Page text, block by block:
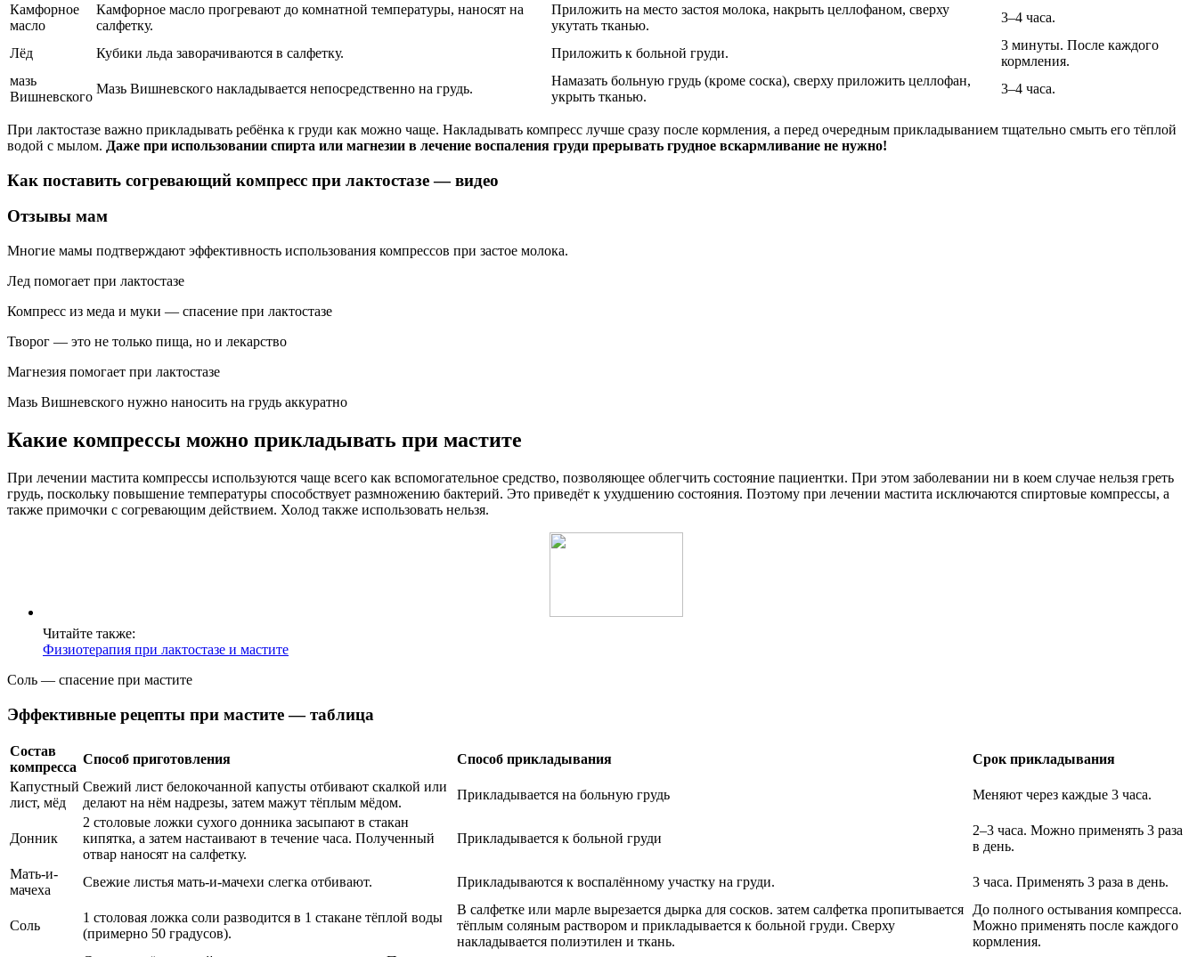
Камфорное
масло
Камфорное масло прогревают до комнатной температуры, наносят на
салфетку.
Приложить на место застоя молока, накрыть целлофаном, сверху
укутать тканью.
3–4 часа.
Лёд Кубики льда заворачиваются в салфетку. Приложить к больной груди.
3 минуты. После каждого
кормления.
мазь
Вишневского
Мазь Вишневского накладывается непосредственно на грудь.
Намазать больную грудь (кроме соска), сверху приложить целлофан,
укрыть тканью.
3–4 часа.
При лактостазе важно прикладывать ребёнка к груди как можно чаще. Накладывать компресс лучше сразу после кормления, а перед очередным прикладыванием тщательно смыть его тёплой
водой с мылом. Даже при использовании спирта или магнезии в лечение воспаления груди прерывать грудное вскармливание не нужно!
Как поставить согревающий компресс при лактостазе — видео
Отзывы мам
Многие мамы подтверждают эффективность использования компрессов при застое молока.
Лед помогает при лактостазе
Компресс из меда и муки — спасение при лактостазе
Творог — это не только пища, но и лекарство
Магнезия помогает при лактостазе
Мазь Вишневского нужно наносить на грудь аккуратно
Какие компрессы можно прикладывать при мастите
При лечении мастита компрессы используются чаще всего как вспомогательное средство, позволяющее облегчить состояние пациентки. При этом заболевании ни в коем случае нельзя греть
грудь, поскольку повышение температуры способствует размножению бактерий. Это приведёт к ухудшению состояния. Поэтому при лечении мастита исключаются спиртовые компрессы, а
также примочки с согревающим действием. Холод также использовать нельзя.
Читайте также:
Физиотерапия при лактостазе и мастите
Соль — спасение при мастите
Эффективные рецепты при мастите — таблица
Состав
компресса
Способ приготовления Способ прикладывания
Срок прикладывания
Капустный
лист, мёд
Свежий лист белокочанной капусты отбивают скалкой или
делают на нём надрезы, затем мажут тёплым мёдом.
Прикладывается на больную грудь Меняют через каждые 3 часа.
Донник
2 столовые ложки сухого донника засыпают в стакан
кипятка, а затем настаивают в течение часа. Полученный
отвар наносят на салфетку.
Прикладывается к больной груди
2–3 часа. Можно применять 3 раза
в день.
Мать-и-
мачеха
Свежие листья мать-и-мачехи слегка отбивают. Прикладываются к воспалённому участку на груди. 3 часа. Применять 3 раза в день.
Соль
1 столовая ложка соли разводится в 1 стакане тёплой воды
(примерно 50 градусов).
В салфетке или марле вырезается дырка для сосков. затем салфетка пропитывается
тёплым соляным раствором и прикладывается к больной груди. Сверху
накладывается полиэтилен и ткань.
До полного остывания компресса.
Можно применять после каждого
кормления.